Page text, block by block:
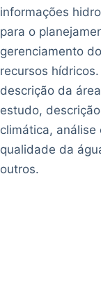
informações
para o
gerenciamento
recursos
descrição da
estudo, descrição
climática, análise
qualidade da
outros.